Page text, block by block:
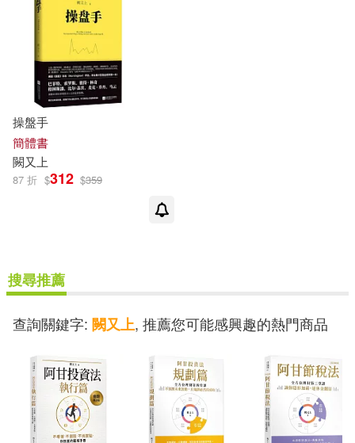
操盤手
簡體書
闕又上
87 折 $312 $359
搜尋推薦
查詢關鍵字: 闕又上, 推薦您可能感興趣的熱門商品